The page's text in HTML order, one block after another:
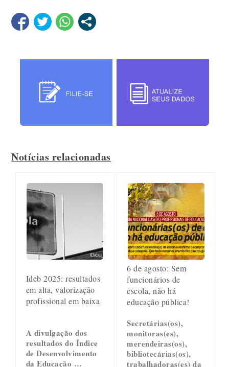
Notícias relacionadas
Ideb 2025: resultados
em alta, valorização
profissional em baixa
A divulgação dos
resultados do Índice
de Desenvolvimento
da Educação …
6 de agosto: Sem
funcionários de
escola, não há
educação pública!
Secretárias(os),
monitoras(es),
merendeiras(os),
bibliotecárias(os),
trabalhadoras(es) da